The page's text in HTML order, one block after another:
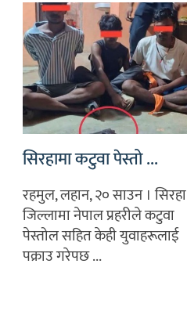
सिरहामा कटुवा पेस्तो ...
रहमुल, लहान, २० साउन । सिरहा
जिल्लामा नेपाल प्रहरीले कटुवा
पेस्तोल सहित केही युवाहरूलाई
पक्राउ गरेपछ ...